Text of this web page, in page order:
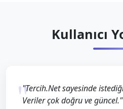
Kullanıcı
"Tercih.Net sayesinde
Veriler çok doğru ve güncel."